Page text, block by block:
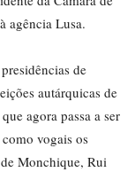
agência Lusa.
de
autárquicas de
agora passa a ser
vogais os
Monchique, Rui